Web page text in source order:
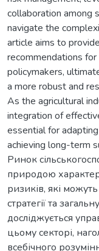
collaboration among
navigate the
article aims to
recommendations
policymakers,
a more robust and
As the agricultural
integration of
essential for
achieving long-term
Ринок
природою
ризиків, які
стратегії та
досліджується
цьому секторі,
всебічного